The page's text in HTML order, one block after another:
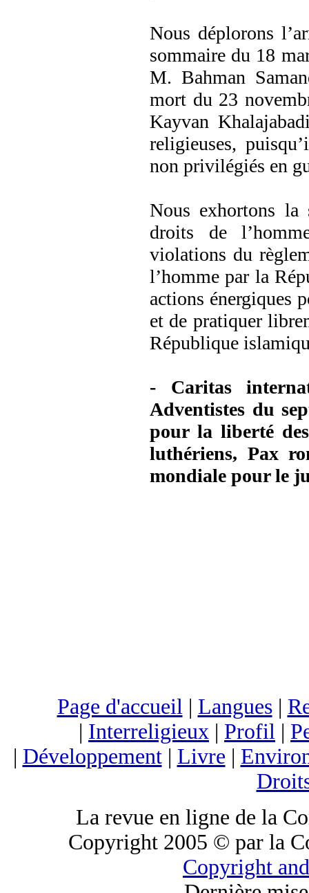
Nous déplorons
sommaire du 18
M. Bahman
mort du 23
Kayvan
religieuses,
non privilégiés en
Nous exhortons la
droits de
violations du
l’homme par la
actions énergiques
et de pratiquer
République
- Caritas
Adventistes du
pour la liberté
luthériens, Pax
mondiale pour le
Page d'accueil| Langues|
| Interreligieux | Profil |
| Développement| Livre |
La revue en ligne de la
Copyright 2005 © par la
Copyright